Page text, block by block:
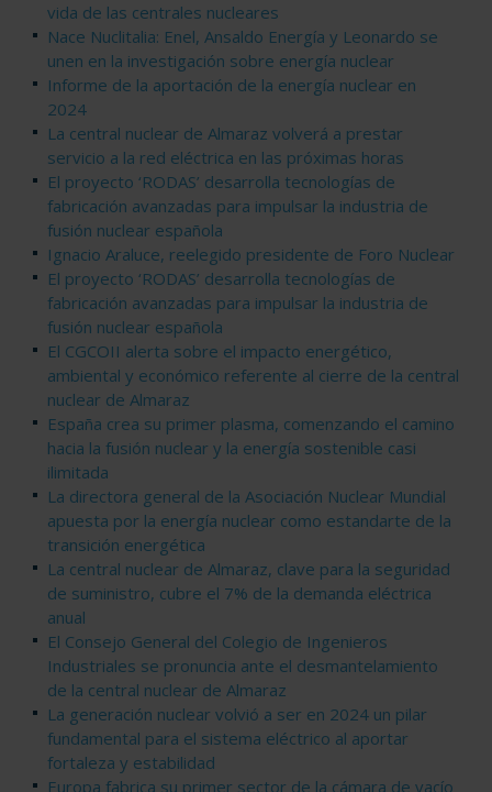
vida de las centrales nucleares
Nace Nuclitalia: Enel, Ansaldo Energía y Leonardo se
unen en la investigación sobre energía nuclear
Informe de la aportación de la energía nuclear en
2024
La central nuclear de Almaraz volverá a prestar
servicio a la red eléctrica en las próximas horas
El proyecto ‘RODAS’ desarrolla tecnologías de
fabricación avanzadas para impulsar la industria de
fusión nuclear española
Ignacio Araluce, reelegido presidente de Foro Nuclear
El proyecto ‘RODAS’ desarrolla tecnologías de
fabricación avanzadas para impulsar la industria de
fusión nuclear española
El CGCOII alerta sobre el impacto energético,
ambiental y económico referente al cierre de la central
nuclear de Almaraz
España crea su primer plasma, comenzando el camino
hacia la fusión nuclear y la energía sostenible casi
ilimitada
La directora general de la Asociación Nuclear Mundial
apuesta por la energía nuclear como estandarte de la
transición energética
La central nuclear de Almaraz, clave para la seguridad
de suministro, cubre el 7% de la demanda eléctrica
anual
El Consejo General del Colegio de Ingenieros
Industriales se pronuncia ante el desmantelamiento
de la central nuclear de Almaraz
La generación nuclear volvió a ser en 2024 un pilar
fundamental para el sistema eléctrico al aportar
fortaleza y estabilidad
Europa fabrica su primer sector de la cámara de vacío